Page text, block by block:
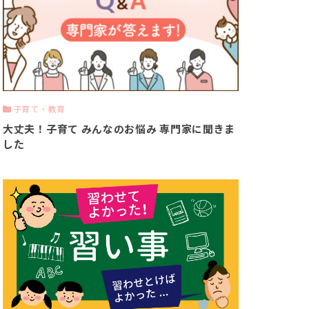
子育て・教育
大丈夫！子育て みんなのお悩み 専門家に聞きま
した